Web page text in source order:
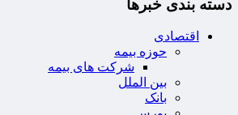
دسته بندی خبرها
اقتصادی
حوزه بیمه
شرکت های بیمه
بین الملل
بانک